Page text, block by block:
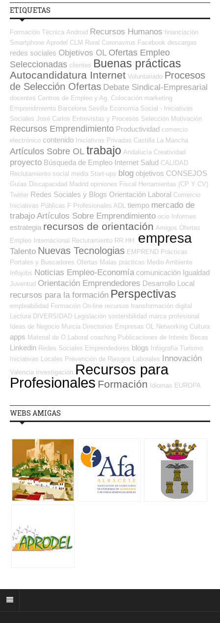
ETIQUETAS
Formación Técnica Android Recursos Humanos financiación
Smartphone Aprodel CLM Rural Coronavirus Facebook descargas
redes sociales Objetivos OL Ofertas Empleo
Seleccionadas clientes Buenas prácticas
Autocandidatura Internet Voluntariado Procesos
de Selección Ofertas Debate Sindical-Empresarial
docentes Centros de Empleo y Ag. Colocación marketing
Emprendimiento Barcelona Sevilla Economía Social - Iniciativas
Sociales José Carlos Entrevistas y Procesos Selección Motivación
Recursos Emprendimiento Productividad comercio
electrónico contenido Iniciativas Privadas Castilla La Mancha
Artículos Sobre OL trabajo Andalucía Creatividad
proyecto Búsqueda de Empleo Internet Salud CALIDAD
Reclutamiento social media Start-ups blog objetivos CONSEJOS
Guías Discapacidad Madrid opiniones Fiscal Herramientas (CP Y CV)
Twitter Redes Sociales y Blogs Orientación Laboral Comercio
Iniciativas Públicas F Profesionales ADL tiempo mercado de
trabajo Artículos Sobre Emprendimiento ocio Informes
estrategia recursos de orientación Amigos Ofertas
Empleo Internacional Reclutamiento RR.HH. empresa
Talento Nuevas Tecnologias EMPREND Prácticas
Portales y Buscadores Ofertas Malas prácticas Medio Ambiente
Infojobs Noticias Empleo-Economía comunicación Igualdad
Juventud Orientación Emprendedores Desarrollo Local
recursos para la formación Perspectivas
empleabilidad Formación On-line recursos transformación digital
Lectura DIVERSIDAD Legislación sostenibilidad marca profesional
Ideas de Negocio Murcia Directorios Empresas OL Networking Cultura
apps Material de O.Laboral coaching Publicaciones de Interés Becas
Linkedin Redes Sociales Emprendedores blogs Infografía Turismo
Iniciativas Locales Prevención de Riesgos Laborales Innovación
Valencia investigación Recursos para
Profesionales Formación Idiomas EUROPA
WEBS AMIGAS